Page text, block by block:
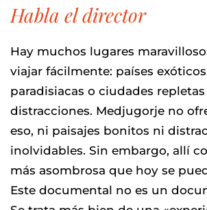
Habla el director
Hay muchos lugares
viajar fácilmente: países
paradisiacas o ciudades
distracciones. Medjugorje no
eso, ni paisajes bonitos ni
inolvidables. Sin embargo, allí
más asombrosa que hoy se
Este documental no es un